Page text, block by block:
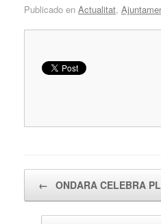
Publicado en Actualitat,
← ONDARA CELEBRA